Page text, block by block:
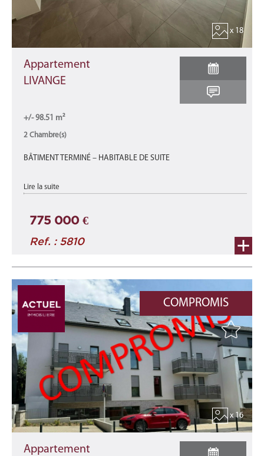
x 18
Appartement
LIVANGE
+/- 98.51 m²
2 Chambre(s)
BÂTIMENT TERMINÉ – HABITABLE DE SUITE
Appartement A3-C neuf d'une surface total de 98,51 m2 se
décomposant comme suit : avec une surface habitable de +/-
Lire la suite
775 000 €
Ref. : 5810
COMPROMIS
x 16
Appartement